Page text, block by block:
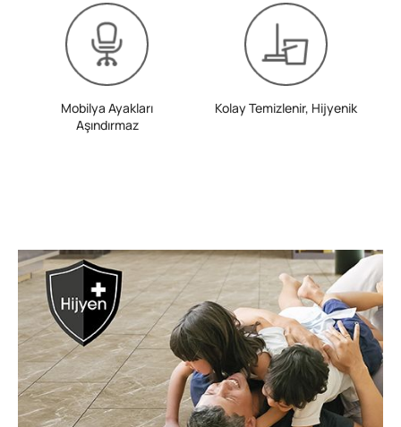
Mobilya Ayakları
Aşındırmaz
Kolay Temizlenir, Hijyenik